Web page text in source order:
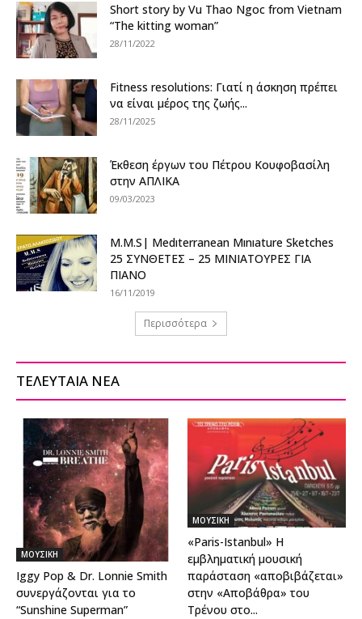
Short story by Vu Thao Ngoc from Vietnam
“The kitting woman”
28/11/2022
Fitness resolutions: Γιατί η άσκηση πρέπει
να είναι μέρος της ζωής...
28/11/2025
Έκθεση έργων του Πέτρου Κουφοβασίλη
στην ΑΠΛΙΚΑ
09/03/2023
M.M.S| Medıterranean Mınıature Sketches
25 ΣΥΝΘΕΤΕΣ – 25 ΜΙΝΙΑΤΟΥΡΕΣ ΓΙΑ
ΠΙΑΝΟ
16/11/2019
Περισσότερα
ΤΕΛΕΥΤΑΙΑ ΝΕΑ
ΜΟΥΣΙΚΗ
Iggy Pop & Dr. Lonnie Smith
συνεργάζονται για το
“Sunshine Superman”
ΜΟΥΣΙΚΗ
«Paris-Istanbul» Η
εμβληματική μουσική
παράσταση «αποβιβάζεται»
στην «Αποβάθρα» του
Τρένου στο...